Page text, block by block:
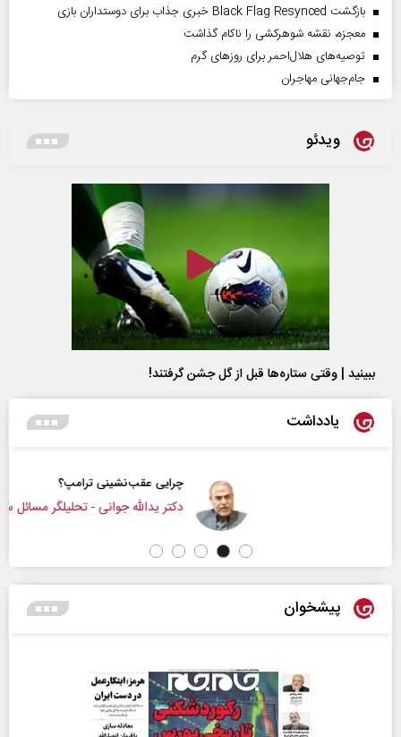
بازگشت Black Flag Resynced خبری جذاب برای دوستداران بازی
معجزه، نقشه شوهرکشی را ناکام گذاشت
توصیه‌های هلال‌احمر برای روز‌های گرم
جام‌جهانی مهاجران
ویدئو
ببینید | وقتی ستاره‌ها قبل از گل جشن گرفتند!
یادداشت
چرایی عقب‌نشینی ترامپ؟
دکتر یدالله جوانی - تحلیلگر مسائل سیاسی
پیشخوان